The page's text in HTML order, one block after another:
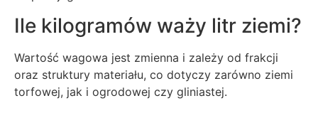
Ile kilogramów waży litr ziemi?
Wartość wagowa jest zmienna i zależy od frakcji
oraz struktury materiału, co dotyczy zarówno ziemi
torfowej, jak i ogrodowej czy gliniastej.